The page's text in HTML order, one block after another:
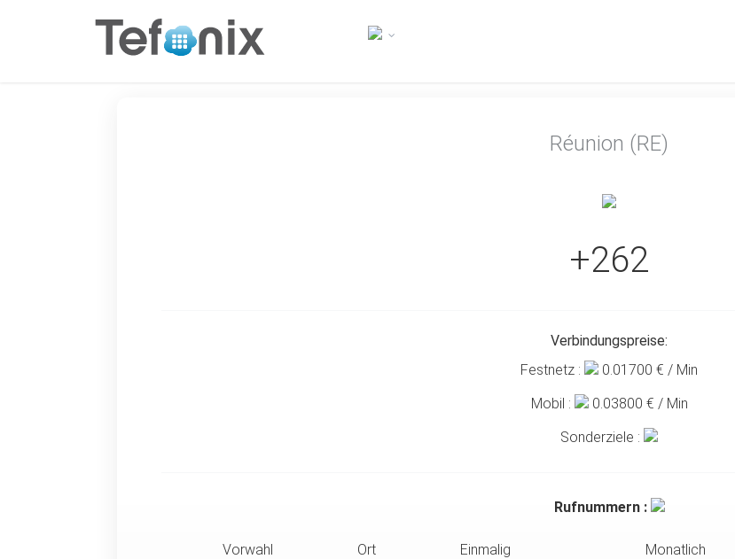
Réunion (RE)
+262
Verbindungspreise:
Festnetz :
0.01700 € / Min
Mobil :
0.03800 € / Min
Sonderziele :
Rufnummern :
Vorwahl Ort Einmalig Monatlich